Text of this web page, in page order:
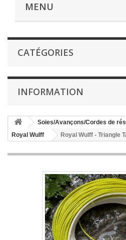
MENU
CATÉGORIES
INFORMATION
Soies/Avançons/Cordes de
Royal Wulff
Royal Wulff - Triangle